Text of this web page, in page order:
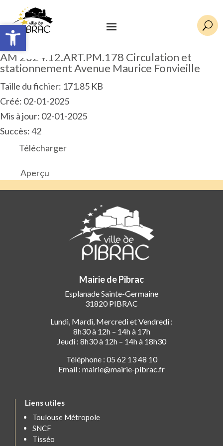
Ouvrir la barre d’outils U
AM 2024.12.ART.PM.178 Circulation et
stationnement Avenue Maurice Fonvieille
Taille du fichier: 171.85 KB
Créé: 02-01-2025
Mis à jour: 02-01-2025
Succès: 42
Télécharger
Aperçu
Mairie de Pibrac
Esplanade Sainte-Germaine
31820 PIBRAC
Lundi, Mardi, Mercredi et Vendredi :
8h30 à 12h – 14h à 17h
Jeudi : 8h30 à 12h – 14h à 18h30
Téléphone : 05 62 13 48 10
Email : mairie@mairie-pibrac.fr
Liens utiles
Toulouse Métropole
SNCF
Tisséo
Ouvrir la barre d’outils